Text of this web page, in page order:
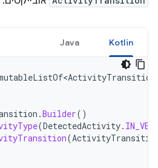
Kotlin
Java
.Builder()
(DetectedActivity.
(